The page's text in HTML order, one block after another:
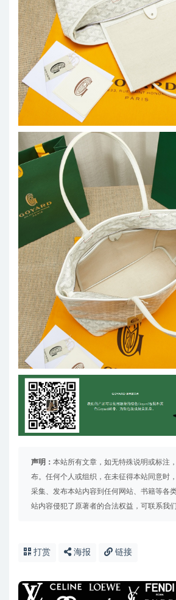
声明： 本站所有文章，如无特殊说明或标注
布。任何个人或组织，在未征得本站同意时
采集、发布本站内容到任何网站、书籍等各
站内容侵犯了原著者的合法权益，可联系我
打赏 海报 链接